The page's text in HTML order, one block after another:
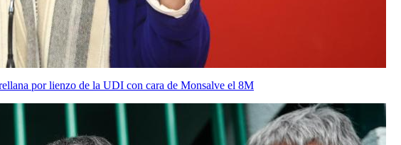
por lienzo de la UDI con cara de Monsalve el 8M